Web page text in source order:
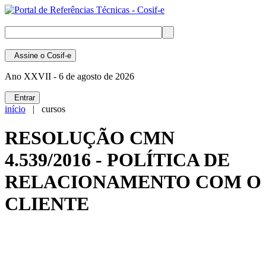
Assine o Cosif-e
Ano XXVII - 6 de agosto de 2026
Entrar
início | cursos
RESOLUÇÃO CMN
4.539/2016 - POLÍTICA DE
RELACIONAMENTO COM O
CLIENTE